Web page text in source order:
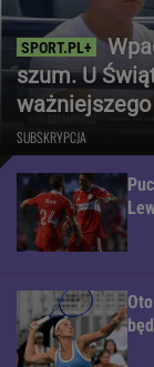
szum. U
ważniejszego
SUBSKRYPCJA